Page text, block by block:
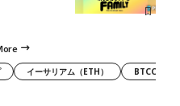
イーサリアム（ETH） BTCC